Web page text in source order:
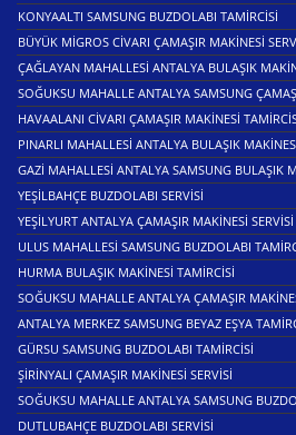
KONYAALTI SAMSUNG BUZDOLABI TAMIRCISI
BÜYÜK MIGROS CIVARI ÇAMAŞIR MAKINESI
ÇAĞLAYAN MAHALLESI ANTALYA BULAŞIK
SOĞUKSU MAHALLE ANTALYA SAMSUNG
HAVAALANI CIVARI ÇAMAŞIR MAKINESI
PINARLI MAHALLESI ANTALYA BULAŞIK
GAZI MAHALLESI ANTALYA SAMSUNG BULAŞIK
YEŞILBAHÇE BUZDOLABI SERVISI
YEŞILYURT ANTALYA ÇAMAŞIR MAKINESI SERVISI
ULUS MAHALLESI SAMSUNG BUZDOLABI
HURMA BULAŞIK MAKINESI TAMIRCISI
SOĞUKSU MAHALLE ANTALYA ÇAMAŞIR
ANTALYA MERKEZ SAMSUNG BEYAZ EŞYA
GÜRSU SAMSUNG BUZDOLABI TAMIRCISI
ŞIRINYALI ÇAMAŞIR MAKINESI SERVISI
SOĞUKSU MAHALLE ANTALYA SAMSUNG
DUTLUBAHÇE BUZDOLABI SERVISI